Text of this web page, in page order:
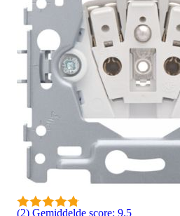
(2) Gemiddelde score: 9.5